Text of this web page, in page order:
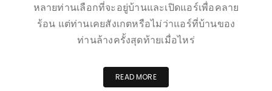
หลายท่านเลือกที่จะอยู่บ้านและเปิดแอร์เพื่อคลาย
ร้อน แต่ท่านเคยสังเกตหรือไม่ว่าแอร์ที่บ้านของ
ท่านล้างครั้งสุดท้ายเมื่อไหร่
READ MORE